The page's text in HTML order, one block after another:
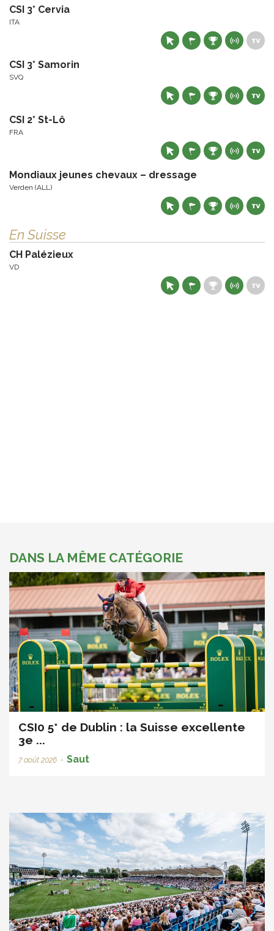
CSI 3* Cervia
ITA
CSI 3* Samorin
SVQ
CSI 2* St-Lô
FRA
Mondiaux jeunes chevaux – dressage
Verden (ALL)
En Suisse
CH Palézieux
VD
DANS LA MÊME CATÉGORIE
CSI0 5* de Dublin : la Suisse excellente
3e ...
7 août 2026 • Saut